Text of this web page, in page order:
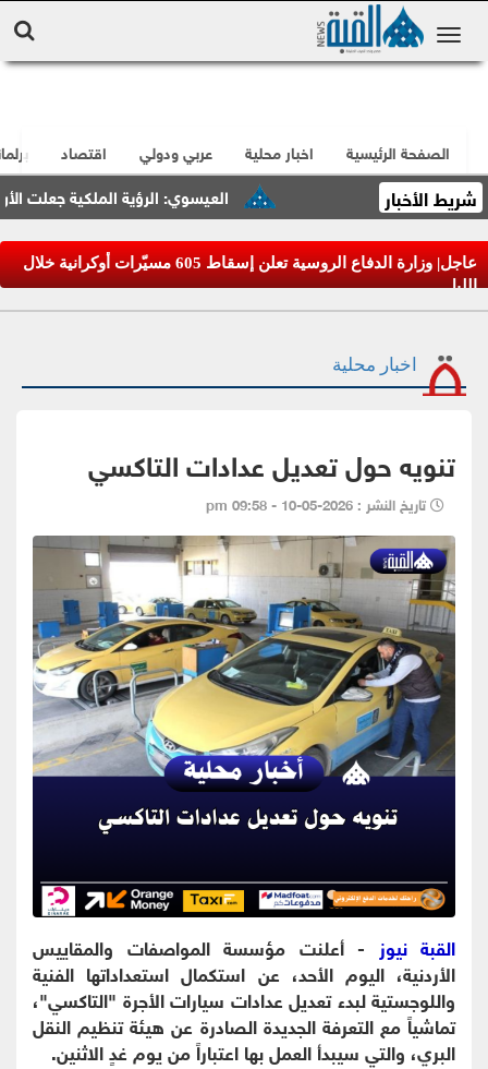
الصفحة الرئيسية اخبار محلية عربي ودولي اقتصاد
شريط الأخبار العيسوي: الرؤية الملكية جعلت الأردن
عاجل| وزارة الدفاع الروسية تعلن إسقاط 605 مسيّرات أوكرانية خلال
الليل
اخبار محلية
تنويه حول تعديل عدادات التاكسي
تاريخ النشر : 2026-05-10 - 09:58 pm
القبة نيوز - أعلنت مؤسسة المواصفات والمقاييس
الأردنية، اليوم الأحد، عن استكمال استعداداتها الفنية
واللوجستية لبدء تعديل عدادات سيارات الأجرة "التاكسي"،
تماشياً مع التعرفة الجديدة الصادرة عن هيئة تنظيم النقل
البري، والتي سيبدأ العمل بها اعتباراً من يوم غدٍ الاثنين.